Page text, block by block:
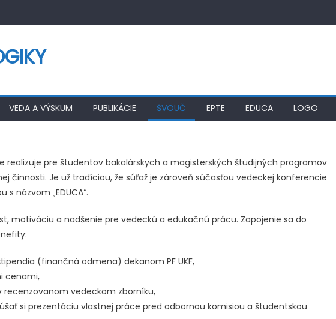
VEDA A VÝSKUM PUBLIKÁCIE ŠVOUČ EPTE EDUCA LOGO
realizuje pre študentov bakalárskych a magisterských študijných programov
činnosti. Je už tradíciou, že súťaž je zároveň súčasťou vedeckej konferencie
názvom „EDUCA“.
motiváciu a nadšenie pre vedeckú a edukačnú prácu. Zapojenie sa do
(finančná odmena) dekanom PF UKF,
cenami,
vedeckom zborníku,
si prezentáciu vlastnej práce pred odbornou komisiou a študentskou